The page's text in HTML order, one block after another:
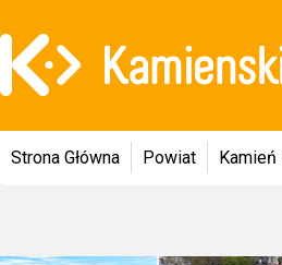
Strona Główna Powiat